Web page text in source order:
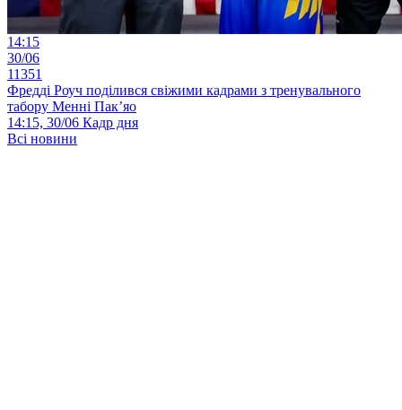
14:15
30/06
11351
Фредді Роуч поділився свіжими кадрами з тренувального
табору Менні Пак’яо
14:15, 30/06 Кадр дня
Всі новини